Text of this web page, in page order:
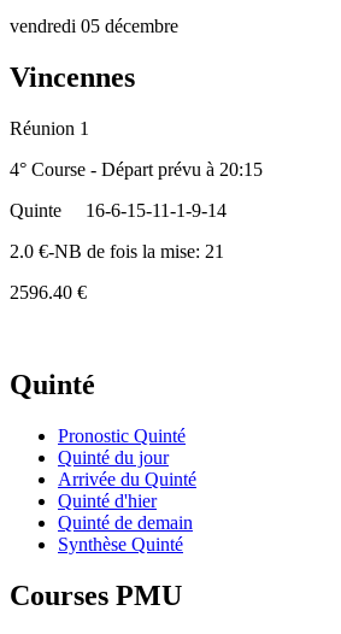
vendredi 05 décembre
Vincennes
Réunion 1
4° Course - Départ prévu à 20:15
Quinte
16-6-15-11-1-9-14
2.0 €-NB de fois la mise: 21
2596.40 €
Quinté
Pronostic Quinté
Quinté du jour
Arrivée du Quinté
Quinté d'hier
Quinté de demain
Synthèse Quinté
Courses PMU